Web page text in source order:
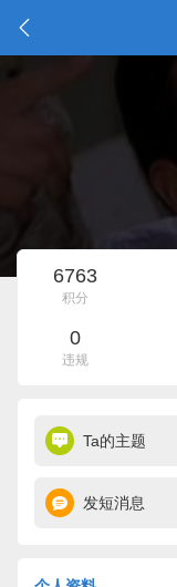
6763
积分
0
违规
Ta的主题
发短消息